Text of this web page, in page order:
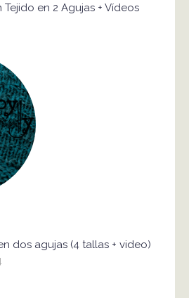
en 2 Agujas + Vídeos
dos agujas (4 tallas + video)